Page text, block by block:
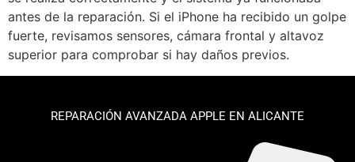
antes de la reparación. Si el iPhone ha recibido un golpe
fuerte, revisamos sensores, cámara frontal y altavoz
superior para comprobar si hay daños previos.
REPARACIÓN AVANZADA APPLE EN ALICANTE